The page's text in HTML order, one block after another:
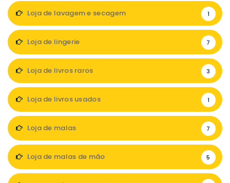
Loja de lavagem e secagem 1
Loja de lingerie 7
Loja de livros raros 3
Loja de livros usados 1
Loja de malas 7
Loja de malas de mão 5